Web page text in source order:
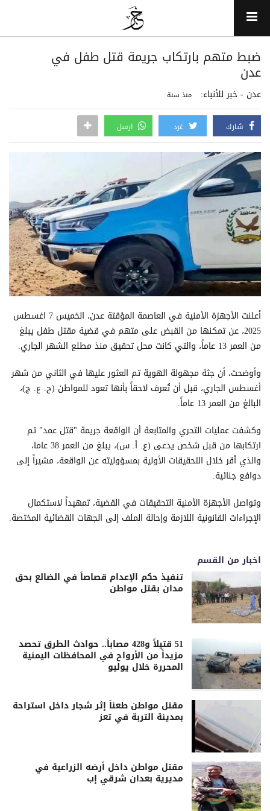
ضبط متهم بارتكاب جريمة قتل طفل في
عدن
عدن - خبر للأنباء: منذ سنة
شارك غرد ارسل
أعلنت الأجهزة الأمنية في العاصمة المؤقتة عدن، الخميس 7 اغسطس
2025، عن تمكنها من القبض على متهم في قضية مقتل طفل يبلغ
من العمر 13 عاماً، والتي كانت محل تحقيق منذ مطلع الشهر الجاري.
وأوضحت، أن جثة مجهولة الهوية تم العثور عليها في الثاني من شهر
أغسطس الجاري، قبل أن تُعرف لاحقاً بأنها تعود للمواطن (ح. ع. ج)،
البالغ من العمر 13 عاماً.
وكشفت عمليات التحري والمتابعة أن الواقعة جريمة "قتل عمد" تم
ارتكابها من قبل شخص يدعى (ع. أ. س)، يبلغ من العمر 38 عاما،
والذي أقر خلال التحقيقات الأولية بمسؤوليته عن الواقعة، مشيراً إلى
دوافع جنائية.
وتواصل الأجهزة الأمنية التحقيقات في القضية، تمهيداً لاستكمال
الإجراءات القانونية اللازمة وإحالة الملف إلى الجهات القضائية المختصة.
اخبار من القسم
تنفيذ حكم الإعدام قصاصاً في الضالع بحق
مدان بقتل مواطن
51 قتيلاً و428 مصاباً.. حوادث الطرق تحصد
مزيداً من الأرواح في المحافظات اليمنية
المحررة خلال يوليو
مقتل مواطن طعناً إثر شجار داخل استراحة
بمدينة التربة في تعز
مقتل مواطن داخل أرضه الزراعية في
مديرية بعدان شرقي إب